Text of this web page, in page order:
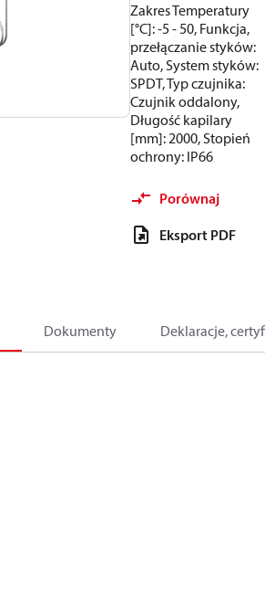
Zakres Temperatury
[°C]: -5 - 50, Funkcja,
przełączanie styków:
Auto, System styków:
SPDT, Typ czujnika:
Czujnik oddalony,
Długość kapilary
[mm]: 2000, Stopień
ochrony: IP66
Porównaj
Eksport PDF
Dokumenty Deklaracje,